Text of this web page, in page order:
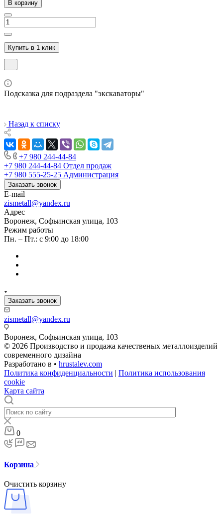
В корзину
Купить в 1 клик
Подсказка для подраздела "экскаваторы"
Назад к списку
+7 980 244-44-84
+7 980 244-44-84 Отдел продаж
+7 980 555-25-25 Администрация
Заказать звонок
E-mail
zismetall@yandex.ru
Адрес
Воронеж, Софьинская улица, 103
Режим работы
Пн. – Пт.: с 9:00 до 18:00
Заказать звонок
zismetall@yandex.ru
Воронеж, Софьинская улица, 103
© 2026 Производство и продажа качественых металлоизделий
современного дизайна
Разработано в • hrustalev.com
Политика конфиденциальности | Политика использования
cookie
Карта сайта
0
Корзина
Очистить корзину